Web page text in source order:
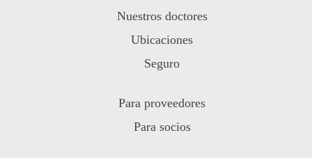
Nuestros doctores
Ubicaciones
Seguro
Para proveedores
Para socios